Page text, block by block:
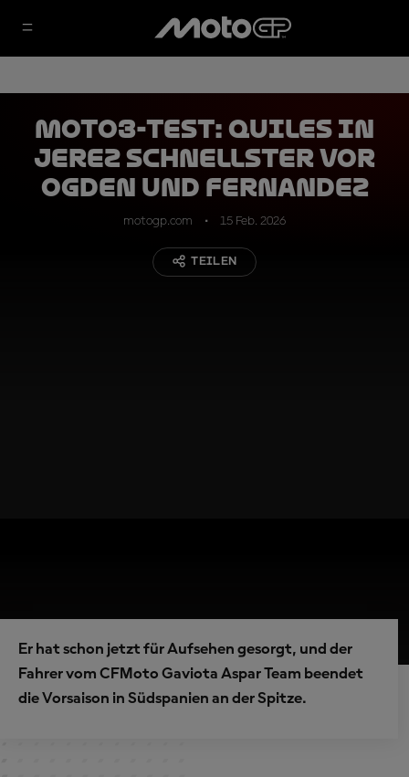
Moto3-Test: Quiles in
Jerez Schnellster vor
Ogden und Fernandez
motogp.com 15 Feb. 2026
TEILEN
Er hat schon jetzt für Aufsehen gesorgt, und der
Fahrer vom CFMoto Gaviota Aspar Team beendet
die Vorsaison in Südspanien an der Spitze.